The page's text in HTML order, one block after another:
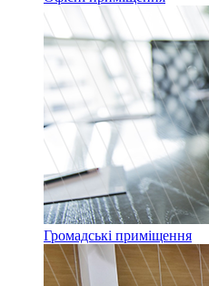
Громадські приміщення